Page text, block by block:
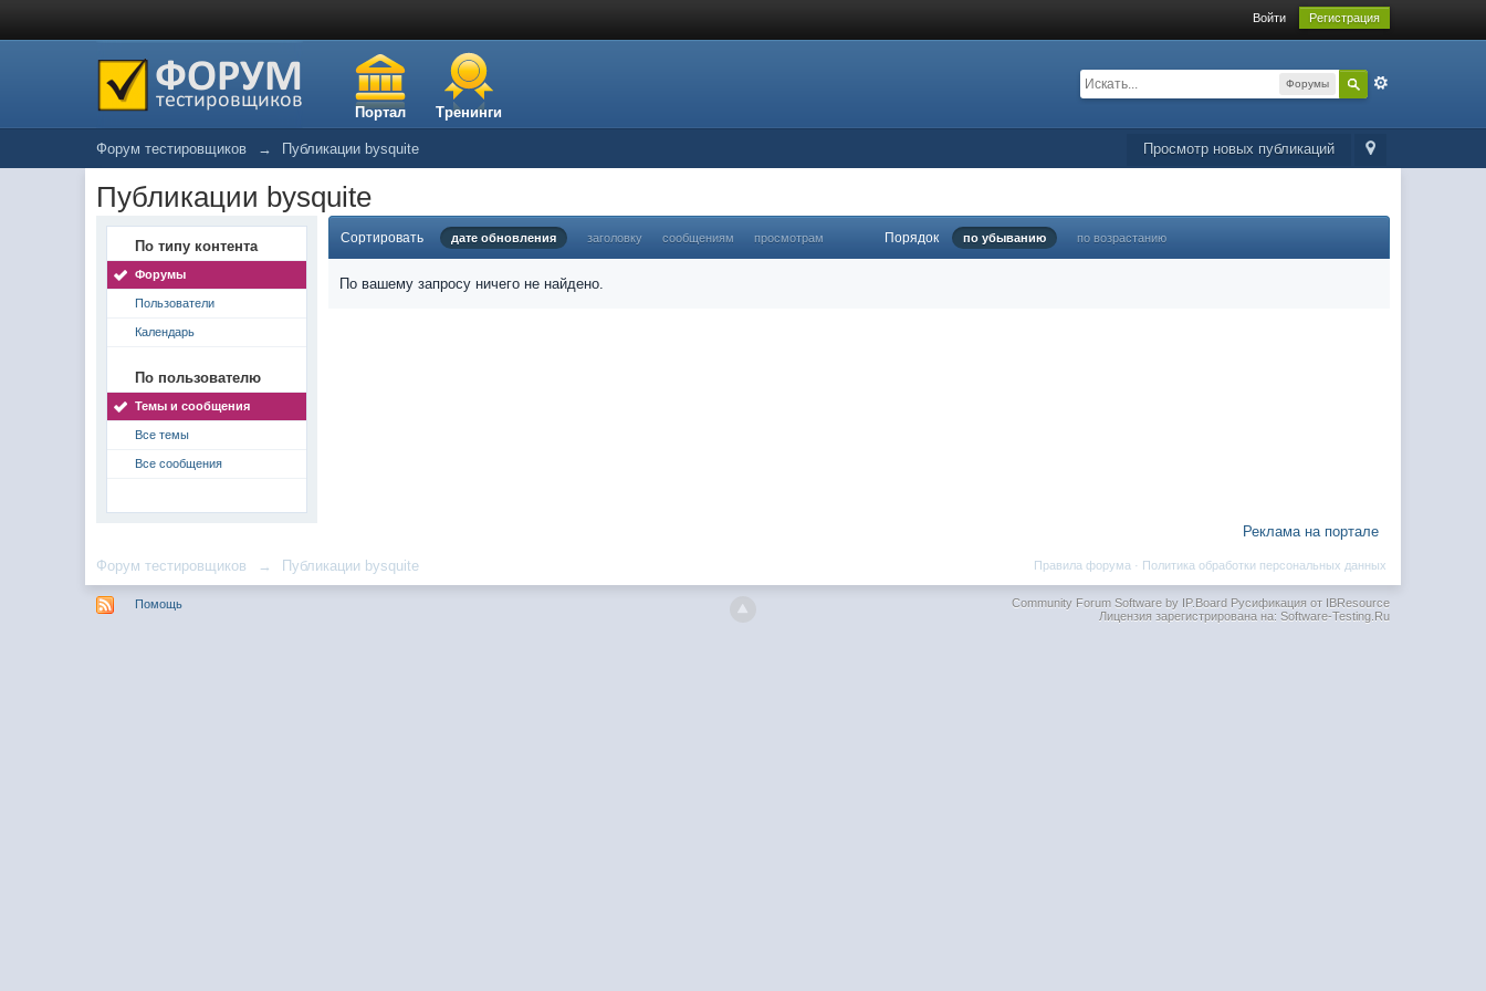
Войти Регистрация
Портал Тренинги
Форумы
Просмотр новых публикаций
Форум тестировщиков → Публикации bysquite
Публикации bysquite
По типу контента
Форумы
Пользователи
Календарь
По пользователю
Темы и сообщения
Все темы
Все сообщения
Сортировать дате обновления заголовку сообщениям просмотрам Порядок по убыванию по возрастанию
По вашему запросу ничего не найдено.
Реклама на портале
Форум тестировщиков → Публикации bysquite Политика обработки персональных данных
Правила форума ·
Помощь Community Forum Software by IP.BoardРусификация от IBResource
Лицензия зарегистрирована на: Software-Testing.Ru